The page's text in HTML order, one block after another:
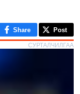
Share Post
СУРТАЛЧИЛГАА